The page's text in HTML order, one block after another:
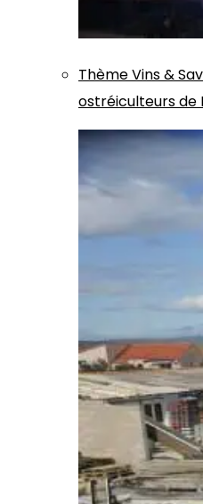
ThèmeVins &
ostréiculteurs de